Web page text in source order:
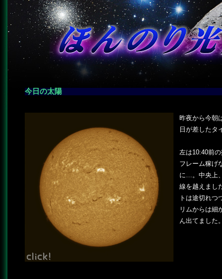
今日の太陽
昨夜から今朝
日が差したタ
左は10:40前
フレーム稼げ
に…。中央上
線を越えまし
トは途切れつ
リムからは細
ん出てました